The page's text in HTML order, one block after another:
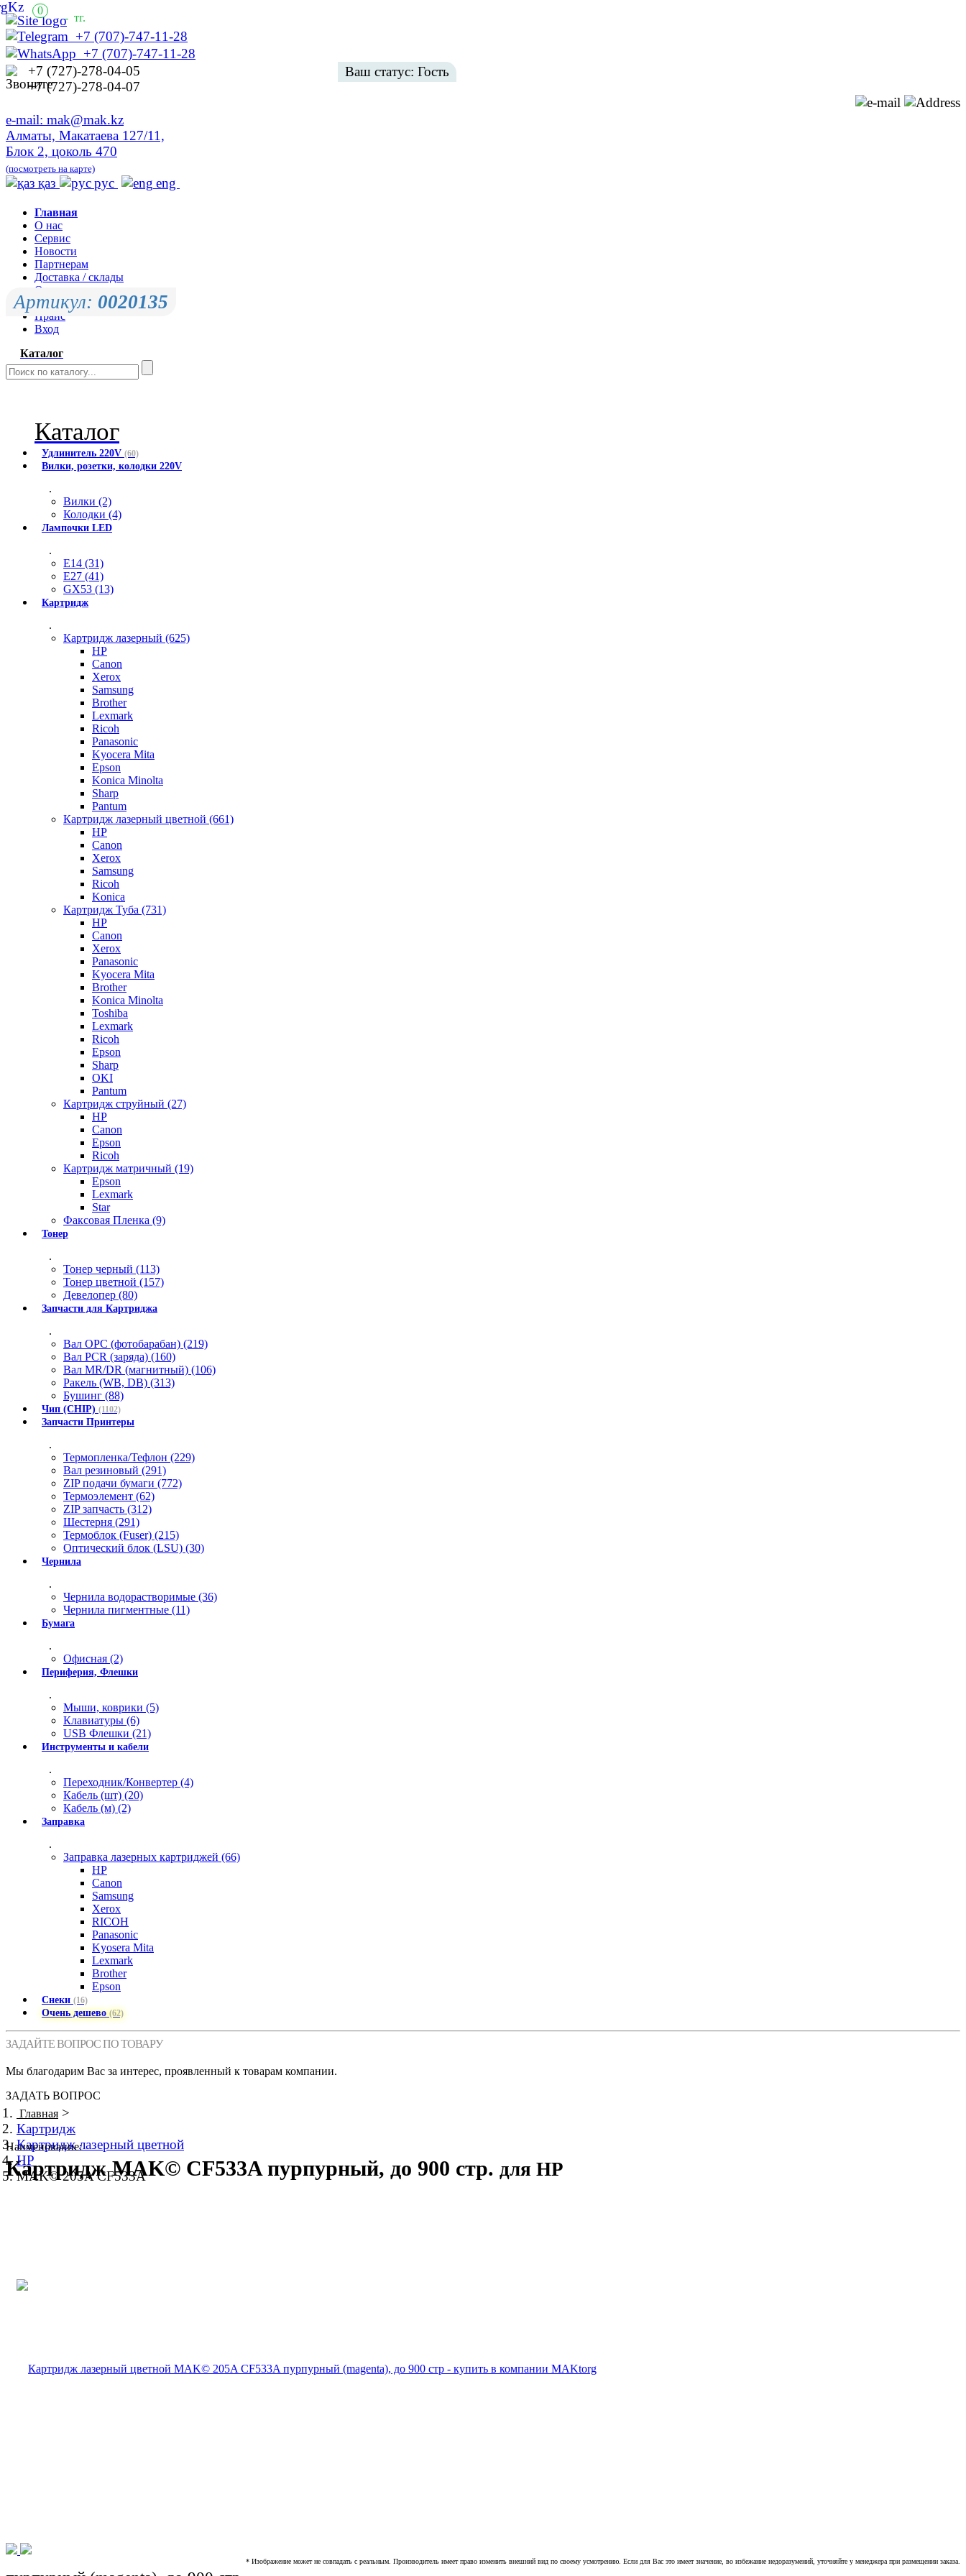
+7 (707)-747-11-28
+7 (707)-747-11-28
+7 (727)-278-04-05
+7 (727)-278-04-07
e-mail: mak@mak.kz
Алматы, Макатаева 127/11,
Блок 2, цоколь 470
(посмотреть на карте)
рус
қаз eng
Ваш статус: Гость
Главная
О нас
Сервис
Новости
Партнерам
Доставка / склады
Оплата
Контакты
Прайс
Вход
Каталог
0
- тг.
Каталог
Удлинитель 220V (60)
Вилки, розетки, колодки 220V
.
Вилки (2)
Колодки (4)
Лампочки LED
.
E14 (31)
E27 (41)
GX53 (13)
Картридж
.
Картридж лазерный (625)
HP
Canon
Xerox
Samsung
Brother
Lexmark
Ricoh
Panasonic
Kyocera Mita
Epson
Konica Minolta
Sharp
Pantum
Картридж лазерный цветной (661)
HP
Canon
Xerox
Samsung
Ricoh
Konica
Картридж Туба (731)
HP
Canon
Xerox
Panasonic
Kyocera Mita
Brother
Konica Minolta
Toshiba
Lexmark
Ricoh
Epson
Sharp
OKI
Pantum
Картридж струйный (27)
HP
Canon
Epson
Ricoh
Картридж матричный (19)
Epson
Lexmark
Star
Факсовая Пленка (9)
Тонер
.
Тонер черный (113)
Тонер цветной (157)
Девелопер (80)
Запчасти для Картриджа
.
Вал OPC (фотобарабан) (219)
Вал PCR (заряда) (160)
Вал MR/DR (магнитный) (106)
Ракель (WB, DB) (313)
Бушинг (88)
Чип (CHIP) (1102)
Запчасти Принтеры
.
Термопленка/Тефлон (229)
Вал резиновый (291)
ZIP подачи бумаги (772)
Термоэлемент (62)
ZIP запчасть (312)
Шестерня (291)
Термоблок (Fuser) (215)
Оптический блок (LSU) (30)
Чернила
.
Чернила водорастворимые (36)
Чернила пигментные (11)
Бумага
.
Офисная (2)
Периферия, Флешки
.
Мыши, коврики (5)
Клавиатуры (6)
USB Флешки (21)
Инструменты и кабели
.
Переходник/Конвертер (4)
Кабель (шт) (20)
Кабель (м) (2)
Заправка
.
Заправка лазерных картриджей (66)
HP
Canon
Samsung
Xerox
RICOH
Panasonic
Kyosera Mita
Lexmark
Brother
Epson
Снеки (16)
Очень дешево(62)
ЗАДАЙТЕ ВОПРОС ПО ТОВАРУ
Мы благодарим Вас за интерес, проявленный к товарам компании.
ЗАДАТЬ ВОПРОС
Главная >
Картридж
Картридж лазерный цветной
HP
MAK© 205A CF533A
Наименование:
Картридж MAK© CF533A пурпурный, до 900 стр. для HP
Артикул: 0020135
* Изображение может не совпадать с реальным. Производитель имеет право изменить внешний вид по своему усмотрению. Если для Вас это имеет значение, во избежание недоразумений, уточняйте у менеджера при размещении заказа.